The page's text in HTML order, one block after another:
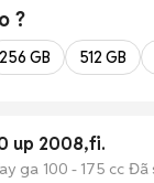
?
256 GB 512 GB
up 2008,fi.
ga 100 - 175 cc Đã